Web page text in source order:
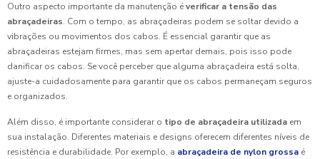
Outro aspecto importante da manutenção éverificar a tensão das
abraçadeiras. Com o tempo, as abraçadeiras podem se soltar devido a
vibrações ou movimentos dos cabos. É essencial garantir que as
abraçadeiras estejam firmes, mas sem apertar demais, pois isso pode
danificar os cabos. Se você perceber que alguma abraçadeira está solta,
ajuste-a cuidadosamente para garantir que os cabos permaneçam seguros
e organizados.
Além disso, é importante considerar o tipo de abraçadeira utilizada em
sua instalação. Diferentes materiais e designs oferecem diferentes níveis de
resistência e durabilidade. Por exemplo, a abraçadeira de nylon grossa é